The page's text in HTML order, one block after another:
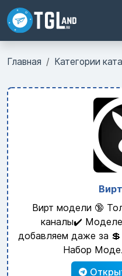
Главная Категории
Вирт модели 🔞
каналы✔️
добавляем даже за
Набор